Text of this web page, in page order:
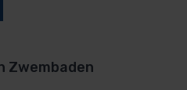
Zwembaden